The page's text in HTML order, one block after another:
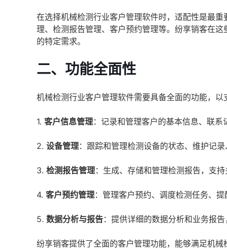
在选择机械检测行业客户管理软件时，适配性是最
理、检测报告管理、客户预约管理等。纷享销客在
的特定需求。
二、功能全面性
机械检测行业客户管理软件需要具备全面的功能，
1. 客户信息管理：记录和管理客户的基本信息、联系
2. 设备管理：跟踪和管理检测设备的状态、维护记录
3. 检测报告管理：生成、存储和管理检测报告，支持
4. 客户预约管理：管理客户预约、调度检测任务、提
5. 数据分析与报告：提供详细的数据分析和业务报告
纷享销客提供了全面的客户管理功能，能够满足机